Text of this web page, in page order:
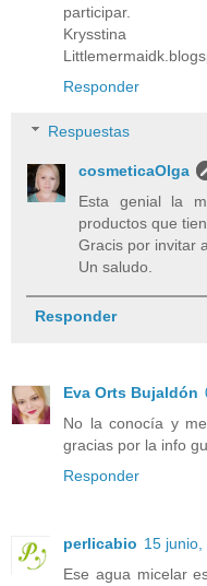
participar.
Krysstina
Responder
Respuestas
cosmeticaOlga
Esta genial la
productos que
Gracis por invitar
Un saludo.
Responder
Eva Orts Bujaldón
No la conocía y
gracias por la info
Responder
perlicabio 15 junio,
Ese agua micelar